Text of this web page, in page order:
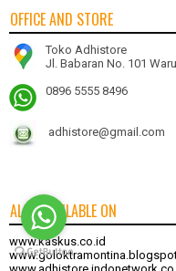
OFFICE AND STORE
Toko Adhistore
Jl. Babaran No. 101
0896 5555 8496
adhistore@gmail.com
ALSO AVAILABLE ON
www.kaskus.co.id